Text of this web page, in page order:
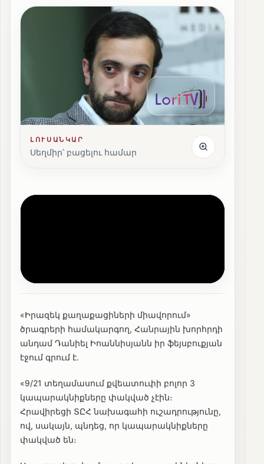
ԼՈՒՍԱՆԿԱՐ
Սեղմիր՝ բացելու համար
«Իրազեկ քաղաքացիների միավորում»
ծրագրերի համակարգող, Հանրային խորհրդի
անդամ Դանիել Իոաննիսյանն իր ֆեյսբուքյան
էջում գրում է․
«9/21 տեղամասում քվեատուփի բոլոր 3
կապարակնիքները փակված չէին։
Հրավիրեցի ՏԸՀ նախագահի ուշադրությունը,
ով, սակայն, պնդեց, որ կապարակնիքները
փակված են։